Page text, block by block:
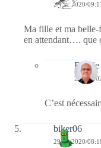
29/03/2020/
Ma fille et ma belle-
en attendant…. que
Bernie
29/03/
C’est
biker06
29/03/2020/